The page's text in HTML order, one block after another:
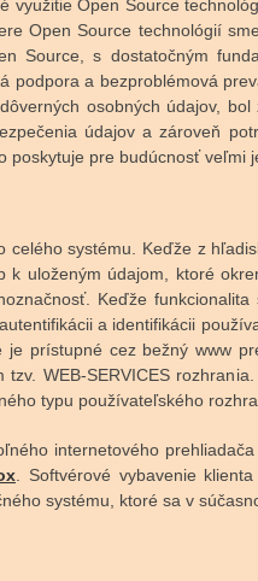
využitie Open Source
Open Source technológií
Source, s dostatočným
podpora a bezproblémová
osobných údajov,
údajov a zároveň
pre budúcnosť veľmi
systému. Keďže z
uloženým údajom, ktoré
Keďže
a identifikácii
prístupné cez bežný www
WEB-SERVICES
typu používateľského
internetového
. Softvérové vybavenie
systému, ktoré sa v